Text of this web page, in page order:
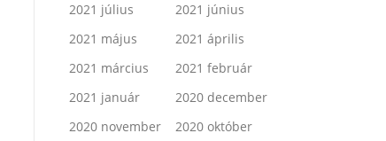
2021 július
2021 június
2021 május
2021 április
2021 március
2021 február
2021 január
2020 december
2020 november
2020 október